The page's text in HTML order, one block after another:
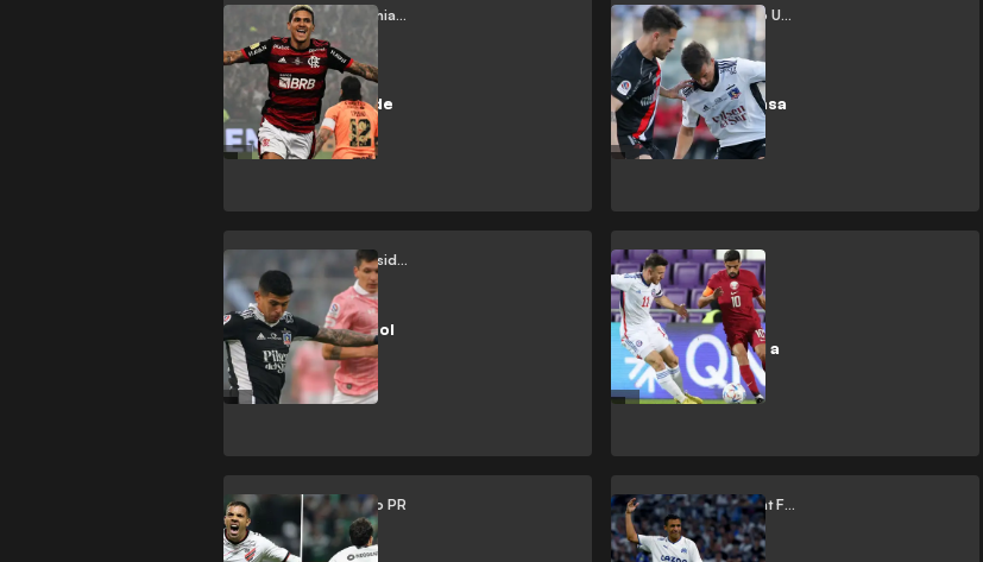
Flamengo vs Corinthians
¡Flamengo
tetracampeón de
Copa do Brasil!
(1[6]-1[5])
Colo Colo vs Curicó Unido
Un Curicó
aguerrido retrasa
la coronación
blanca
Colo Colo vs Universidad Católica
No invitaron al gol
y falta un paso
más
Catar vs Chile
Los ídolos le
devuelven el gol a
un Chile que no
gana
Palmeiras vs Atlético PR Marsella vs Clermont Foot